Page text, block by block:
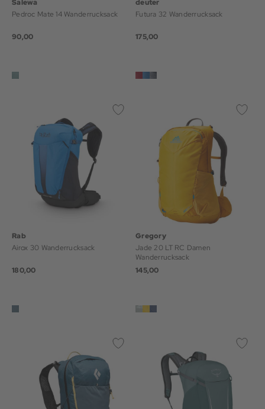
Salewa
Pedroc Mate 14 Wanderrucksack
90,00
deuter
Futura 32 Wanderrucksack
175,00
Rab
Airox 30 Wanderrucksack
180,00
Gregory
Jade 20 LT RC Damen
Wanderrucksack
145,00